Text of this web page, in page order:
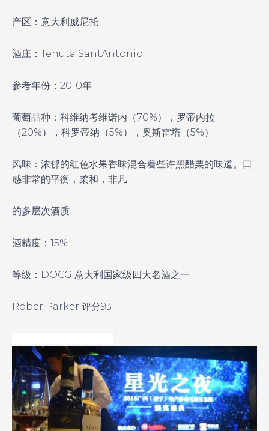
产区：意大利威尼托
酒庄：Tenuta SantAntonio
参考年份：2010年
葡萄品种：科维纳考维诺内（70%），罗帝内拉
（20%），科罗帝纳（5%），奥斯雷塔（5%）
风味：浓郁的红色水果香味混合着些许黑醋栗的味道。口
感非常的平衡，柔和，非凡
的多层次酒质
酒精度：15%
等级：DOCG 意大利国家级四大名酒之一
Rober Parker 评分93